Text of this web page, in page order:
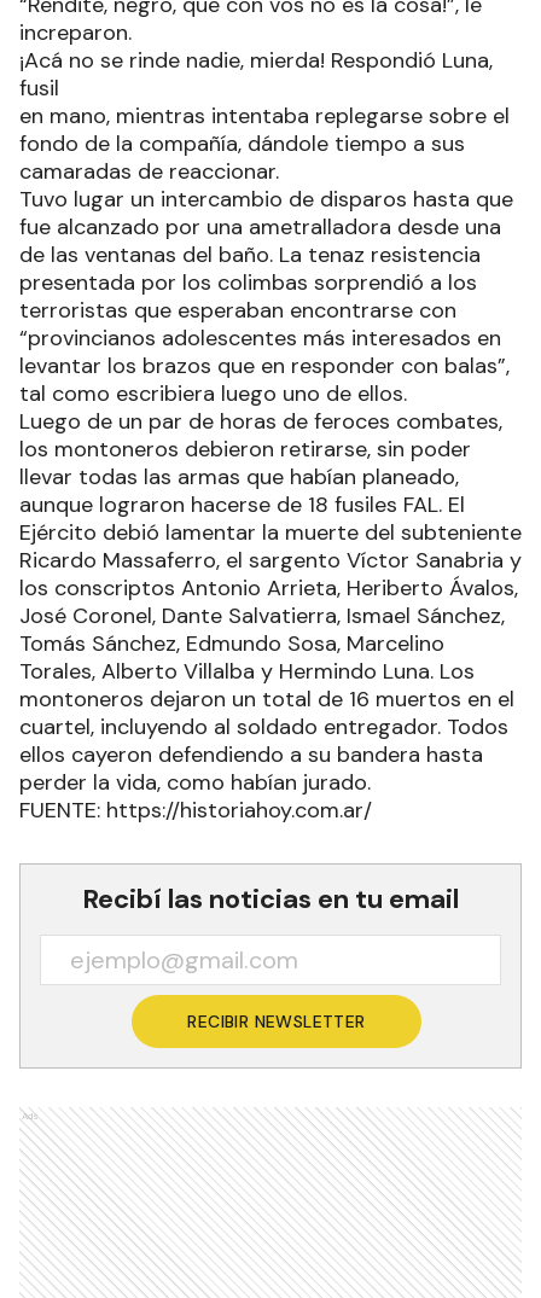
increparon.
¡Acá no se rinde nadie, mierda! Respondió Luna,
fusil
en mano, mientras intentaba replegarse sobre el
fondo de la compañía, dándole tiempo a sus
camaradas de reaccionar.
Tuvo lugar un intercambio de disparos hasta que
fue alcanzado por una ametralladora desde una
de las ventanas del baño. La tenaz resistencia
presentada por los colimbas sorprendió a los
terroristas que esperaban encontrarse con
“provincianos adolescentes más interesados en
levantar los brazos que en responder con balas”,
tal como escribiera luego uno de ellos.
Luego de un par de horas de feroces combates,
los montoneros debieron retirarse, sin poder
llevar todas las armas que habían planeado,
aunque lograron hacerse de 18 fusiles FAL. El
Ejército debió lamentar la muerte del subteniente
Ricardo Massaferro, el sargento Víctor Sanabria y
los conscriptos Antonio Arrieta, Heriberto Ávalos,
José Coronel, Dante Salvatierra, Ismael Sánchez,
Tomás Sánchez, Edmundo Sosa, Marcelino
Torales, Alberto Villalba y Hermindo Luna. Los
montoneros dejaron un total de 16 muertos en el
cuartel, incluyendo al soldado entregador. Todos
ellos cayeron defendiendo a su bandera hasta
perder la vida, como habían jurado.
FUENTE: https://historiahoy.com.ar/
Recibí las noticias en tu email
RECIBIR NEWSLETTER
Ads